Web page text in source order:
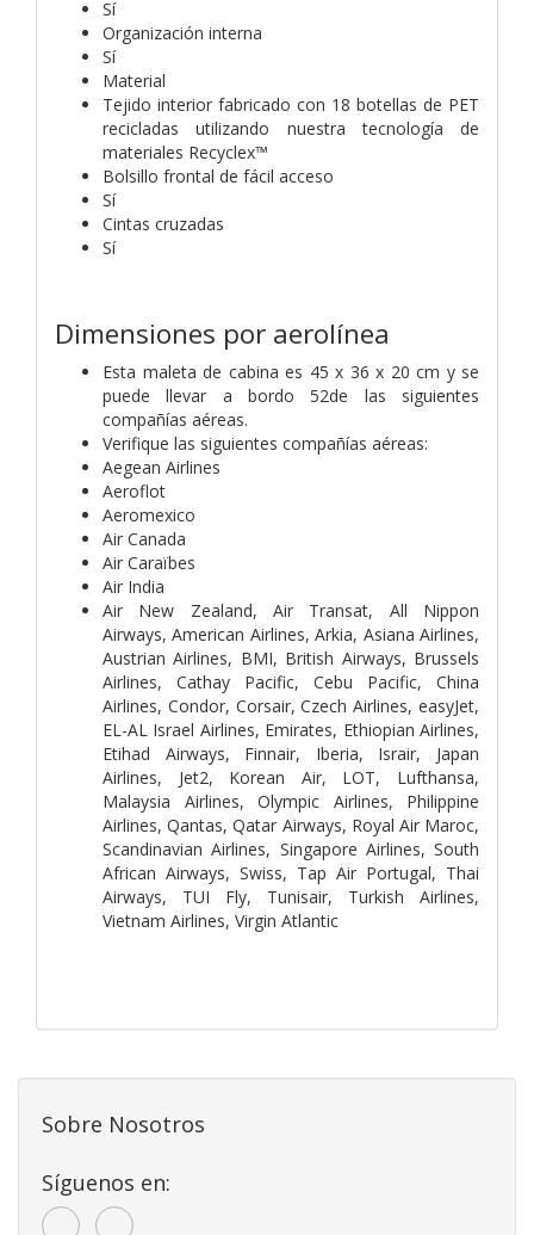
Sí
Organización interna
Sí
Material
Tejido interior fabricado con 18 botellas de PET
recicladas utilizando nuestra tecnología de
materiales Recyclex™
Bolsillo frontal de fácil acceso
Sí
Cintas cruzadas
Sí
Dimensiones por aerolínea
Esta maleta de cabina es 45 x 36 x 20 cm y se
puede llevar a bordo 52de las siguientes
compañías aéreas.
Verifique las siguientes compañías aéreas:
Aegean Airlines
Aeroflot
Aeromexico
Air Canada
Air Caraïbes
Air India
Air New Zealand, Air Transat, All Nippon
Airways, American Airlines, Arkia, Asiana Airlines,
Austrian Airlines, BMI, British Airways, Brussels
Airlines, Cathay Pacific, Cebu Pacific, China
Airlines, Condor, Corsair, Czech Airlines, easyJet,
EL-AL Israel Airlines, Emirates, Ethiopian Airlines,
Etihad Airways, Finnair, Iberia, Israir, Japan
Airlines, Jet2, Korean Air, LOT, Lufthansa,
Malaysia Airlines, Olympic Airlines, Philippine
Airlines, Qantas, Qatar Airways, Royal Air Maroc,
Scandinavian Airlines, Singapore Airlines, South
African Airways, Swiss, Tap Air Portugal, Thai
Airways, TUI Fly, Tunisair, Turkish Airlines,
Vietnam Airlines, Virgin Atlantic
Sobre Nosotros
Síguenos en: